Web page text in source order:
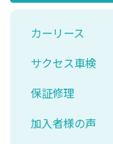
カーリース
サクセス車検
保証修理
加入者様の声